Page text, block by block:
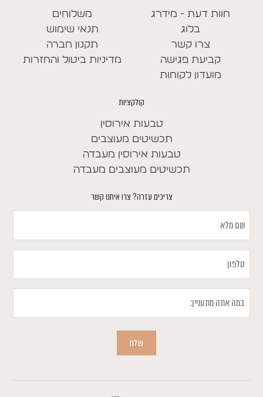
חוות דעת - מידרג
בלוג
צרו קשר
קביעת פגישה
מועדון לקוחות
משלוחים
תנאי שימוש
תקנון חברה
מדיניות ביטול והחזרות
קולקציות
טבעות אירוסין
תכשיטים מעוצבים
טבעות אירוסין מעבדה
תכשיטים מעוצבים מעבדה
צריכים עזרה? צרו איתנו קשר
מלא
טלפון
אתה
שלח